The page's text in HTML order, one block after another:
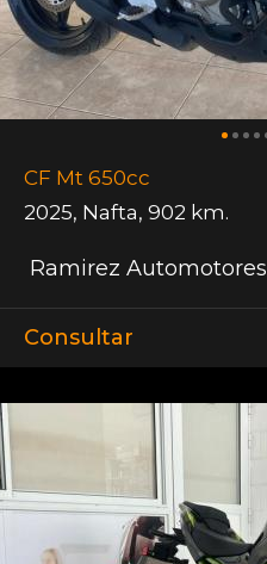
CF Mt 650cc
2025, Nafta, 902 km.
Ramirez Automotores
Consultar